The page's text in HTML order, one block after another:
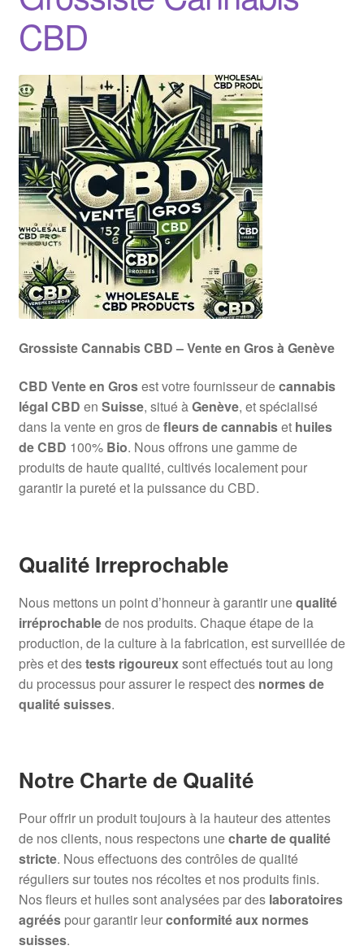
CBD
Grossiste Cannabis CBD – Vente en Gros à Genève
CBD Vente en Grosest votre fournisseur decannabis
légal CBD en Suisse, situé àGenève, et spécialisé
dans la vente en gros defleurs de cannabiset huiles
de CBD 100% Bio. Nous offrons une gamme de
produits de haute qualité, cultivés localement pour
garantir la pureté et la puissance du CBD.
Qualité Irreprochable
Nous mettons un point d’honneur à garantir unequalité
irréprochablede nos produits. Chaque étape de la
production, de la culture à la fabrication, est surveillée de
près et destests rigoureuxsont effectués tout au long
du processus pour assurer le respect des normes de
qualité suisses.
Notre Charte de Qualité
Pour offrir un produit toujours à la hauteur des attentes
de nos clients, nous respectons unecharte de qualité
stricte. Nous effectuons des contrôles de qualité
réguliers sur toutes nos récoltes et nos produits finis.
Nos fleurs et huiles sont analysées par des laboratoires
agrééspour garantir leurconformité aux normes
suisses.